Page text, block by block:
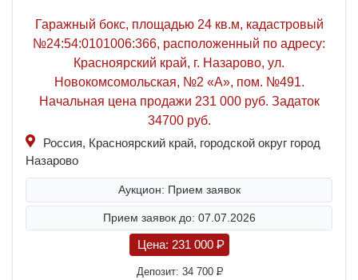
Гаражный бокс, площадью 24 кв.м, кадастровый
№24:54:0101006:366, расположенный по адресу:
Красноярский край, г. Назарово, ул.
Новокомсомольская, №2 «А», пом. №491.
Начальная цена продажи 231 000 руб. Задаток
34700 руб.
Россия, Красноярский край, городской округ город
Назарово
Аукцион: Прием заявок
Прием заявок до: 07.07.2026
Цена: 231 000 P
Депозит: 34 700P